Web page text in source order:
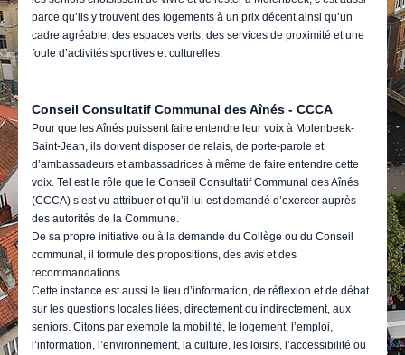
Actualités
E-guichet / Prendre RDV
parce qu’ils y trouvent des logements à un prix décent ainsi qu’un
cadre agréable, des espaces verts, des services de proximité et une
foule d’activités sportives et culturelles.
Conseil Consultatif Communal des Aînés - CCCA
Pour que les Aînés puissent faire entendre leur voix à Molenbeek-
Saint-Jean, ils doivent disposer de relais, de porte-parole et
d’ambassadeurs et ambassadrices à même de faire entendre cette
voix. Tel est le rôle que le Conseil Consultatif Communal des Aînés
(CCCA) s’est vu attribuer et qu’il lui est demandé d’exercer auprès
des autorités de la Commune.
De sa propre initiative ou à la demande du Collège ou du Conseil
communal, il formule des propositions, des avis et des
recommandations.
Cette instance est aussi le lieu d’information, de réflexion et de débat
sur les questions locales liées, directement ou indirectement, aux
seniors. Citons par exemple la mobilité, le logement, l’emploi,
l’information, l’environnement, la culture, les loisirs, l’accessibilité ou